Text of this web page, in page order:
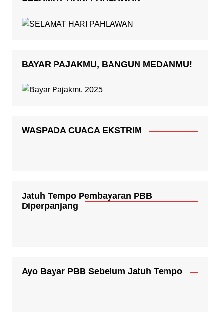
BAYAR PAJAKMU, BANGUN MEDANMU!
WASPADA CUACA EKSTRIM
Jatuh Tempo Pembayaran PBB
Diperpanjang
Ayo Bayar PBB Sebelum Jatuh Tempo